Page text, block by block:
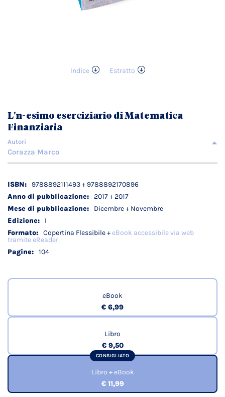
Indice
Estratto
galleria
di
immagini
L'n-esimo eserciziario di Matematica
Finanziaria
Autori
Corazza Marco
Dettagli
tecnici
9788892111493 + 9788892170896
2017 + 2017
Dicembre + Novembre
I
Copertina Flessibile +eBook accessibile via web
tramite eReader
104
eBook
€ 6,99
Libro
€ 9,50
CONSIGLIATO
Libro + eBook
€ 11,99